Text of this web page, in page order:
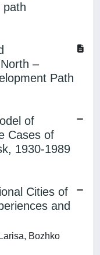
path
–
Path
of
Cases of
1930-1989
Cities of
and
Bozhko